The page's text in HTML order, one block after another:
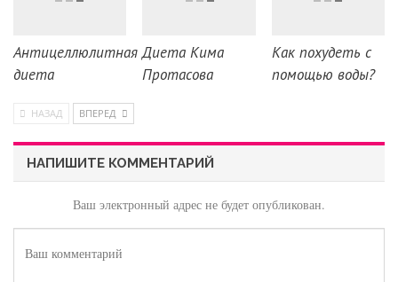
Антицеллюлитная
диета
Диета Кима
Протасова
Как похудеть с
помощью воды?
НАЗАД ВПЕРЕД
НАПИШИТЕ КОММЕНТАРИЙ
Ваш электронный адрес не будет опубликован.